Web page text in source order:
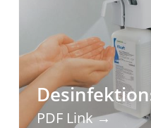
PDF Link →